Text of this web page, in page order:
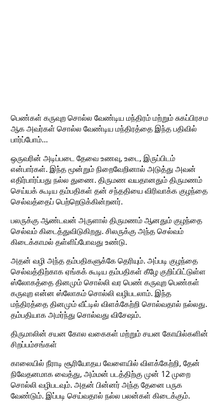
பெண்கள் கருவுற சொல்ல வேண்டிய மந்திரம் மற்றும் சுகப்பிரசம
ஆக அவர்கள் சொல்ல வேண்டிய மந்திரத்தை இந்த பதிவில்
பார்ப்போம்…
ஒருவரின் அடிப்படை தேவை உணவு, உடை, இருப்பிடம்
என்பார்கள். இந்த மூன்றும் நிறைவேறினால் அடுத்து அவன்
எதிர்பார்ப்பது நல்ல துணை. திருமண வயதானதும் திருமணம்
செய்யக் கூடிய தம்பதிகள் தன் சந்ததியை விரிவாக்க குழந்தை
செல்வத்தைப் பெற்றெடுக்கின்றனர்.
பலருக்கு ஆண்டவன் அருளால் திருமணம் ஆனதும் குழந்தை
செல்வம் கிடைத்துவிடுகிறது. சிலருக்கு அந்த செல்வம்
கிடைக்காமல் தள்ளிப்போவது உண்டு.
அதன் வழி அந்த தம்பதிகளுக்கே தெரியும். அப்படி குழந்தை
செல்வத்திற்காக ஏங்கக் கூடிய தம்பதிகள் கீழே குறிப்பிட்டுள்ள
ஸ்லோகத்தை தினமும் சொல்லி வர பெண் கருவுற பெண்கள்
கருவுற என்ன ஸ்லோகம் சொல்லி வழிபடலாம். இந்த
மந்திரத்தை தினமும் வீட்டில் விளக்கேற்றி சொல்வதால் நல்லது.
தம்பதியாக அமர்ந்து சொல்வது விசேஷம்.
திருமாலின் சயன கோல வகைகள் மற்றும் சயன கோயில்களின்
சிறப்பம்சங்கள்
காலையில் நீராடி சூரியோதய வேளையில் விளக்கேற்றி, தேன்
நிவேதனமாக வைத்து, அம்மன் படத்திற்கு முன் 12 முறை
சொல்லி வழிபடவும். அதன் பின்னர் அந்த தேனை பருக
வேண்டும். இப்படி செய்வதால் நல்ல பலன்கள் கிடைக்கும்.